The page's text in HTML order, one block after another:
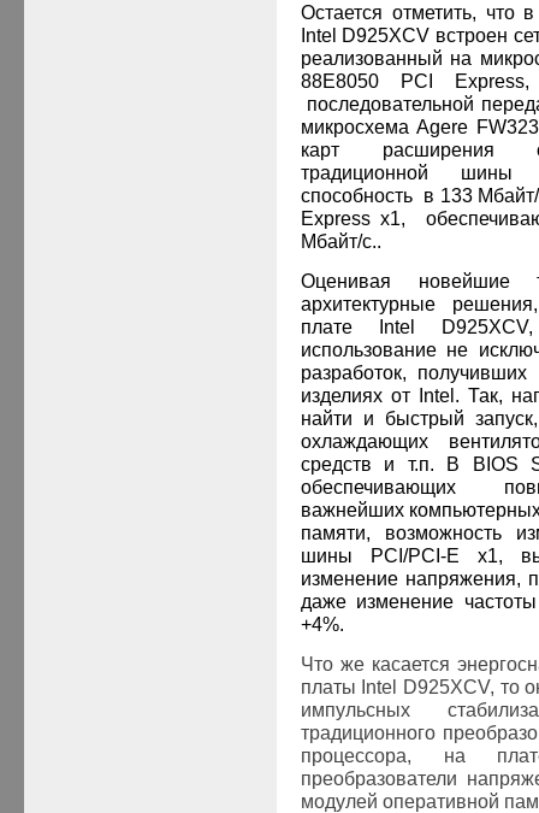
Остается отметить, что
Intel D925XCV встроен
реализованный на
88E8050 PCI
последовательной
микросхема Agere
карт расширения
традиционной
способность в 133
Express x1,
Мбайт/с..
Оценивая новейшие
архитектурные
плате
Intel D925XCV,
использование не
разработок,
изделиях от
Intel . Так,
найти и быстрый
охлаждающих
средств и т.п. В
BIOS
обеспечивающих
важнейших
памяти, возможность
шины PCI/PCI-E x1,
изменение напряжения,
даже изменение
+4%.
Что же касается
платы Intel D925XCV, то
импульсных
традиционного
процессора, на
преобразователи
модулей оперативной